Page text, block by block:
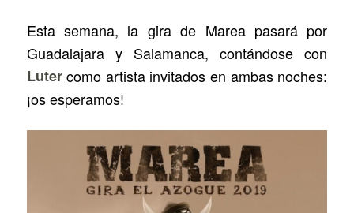
Esta semana, la gira de Marea pasará por
Guadalajara y Salamanca, contándose con
Lutercomo artista invitados en ambas noches:
¡os esperamos!